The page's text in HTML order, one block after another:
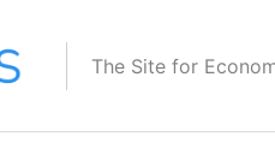
The Site for